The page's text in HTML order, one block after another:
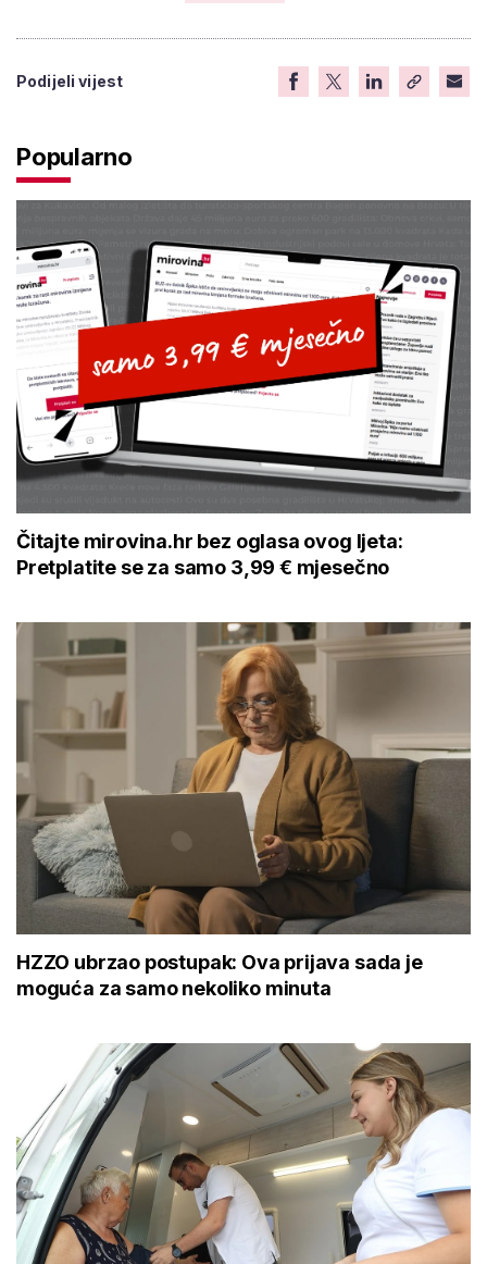
Podijeli vijest
Popularno
Čitajte mirovina.hr bez oglasa ovog ljeta:
Pretplatite se za samo 3,99 € mjesečno
HZZO ubrzao postupak: Ova prijava sada je
moguća za samo nekoliko minuta